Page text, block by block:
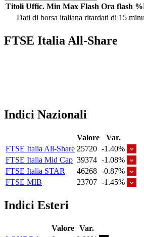
Titoli Uffic. Min Max Flash Ora flash
Dati di borsa italiana ritardati di 15
FTSE Italia All-Share
Indici Nazionali
Valore
Var.
FTSE Italia All-Share 25720 -1.40%
FTSE Italia Mid Cap 39374 -1.08%
FTSE Italia STAR
46268 -0.87%
FTSE MIB
23707 -1.45%
Indici Esteri
Valore Var.